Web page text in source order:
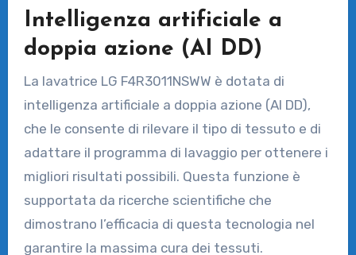
Intelligenza artificiale a
doppia azione (AI DD)
La lavatrice LG F4R3011NSWW è dotata di
intelligenza artificiale a doppia azione (AI DD),
che le consente di rilevare il tipo di tessuto e di
adattare il programma di lavaggio per ottenere i
migliori risultati possibili. Questa funzione è
supportata da ricerche scientifiche che
dimostrano l’efficacia di questa tecnologia nel
garantire la massima cura dei tessuti.